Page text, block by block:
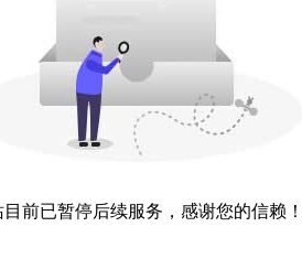
目前已暂停后续服务，感谢您的信赖！